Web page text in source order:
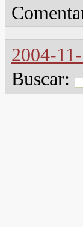
2004-
Buscar: